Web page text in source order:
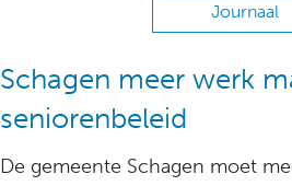
Journaal
Schagen meer werk
seniorenbeleid
De gemeente Schagen moet